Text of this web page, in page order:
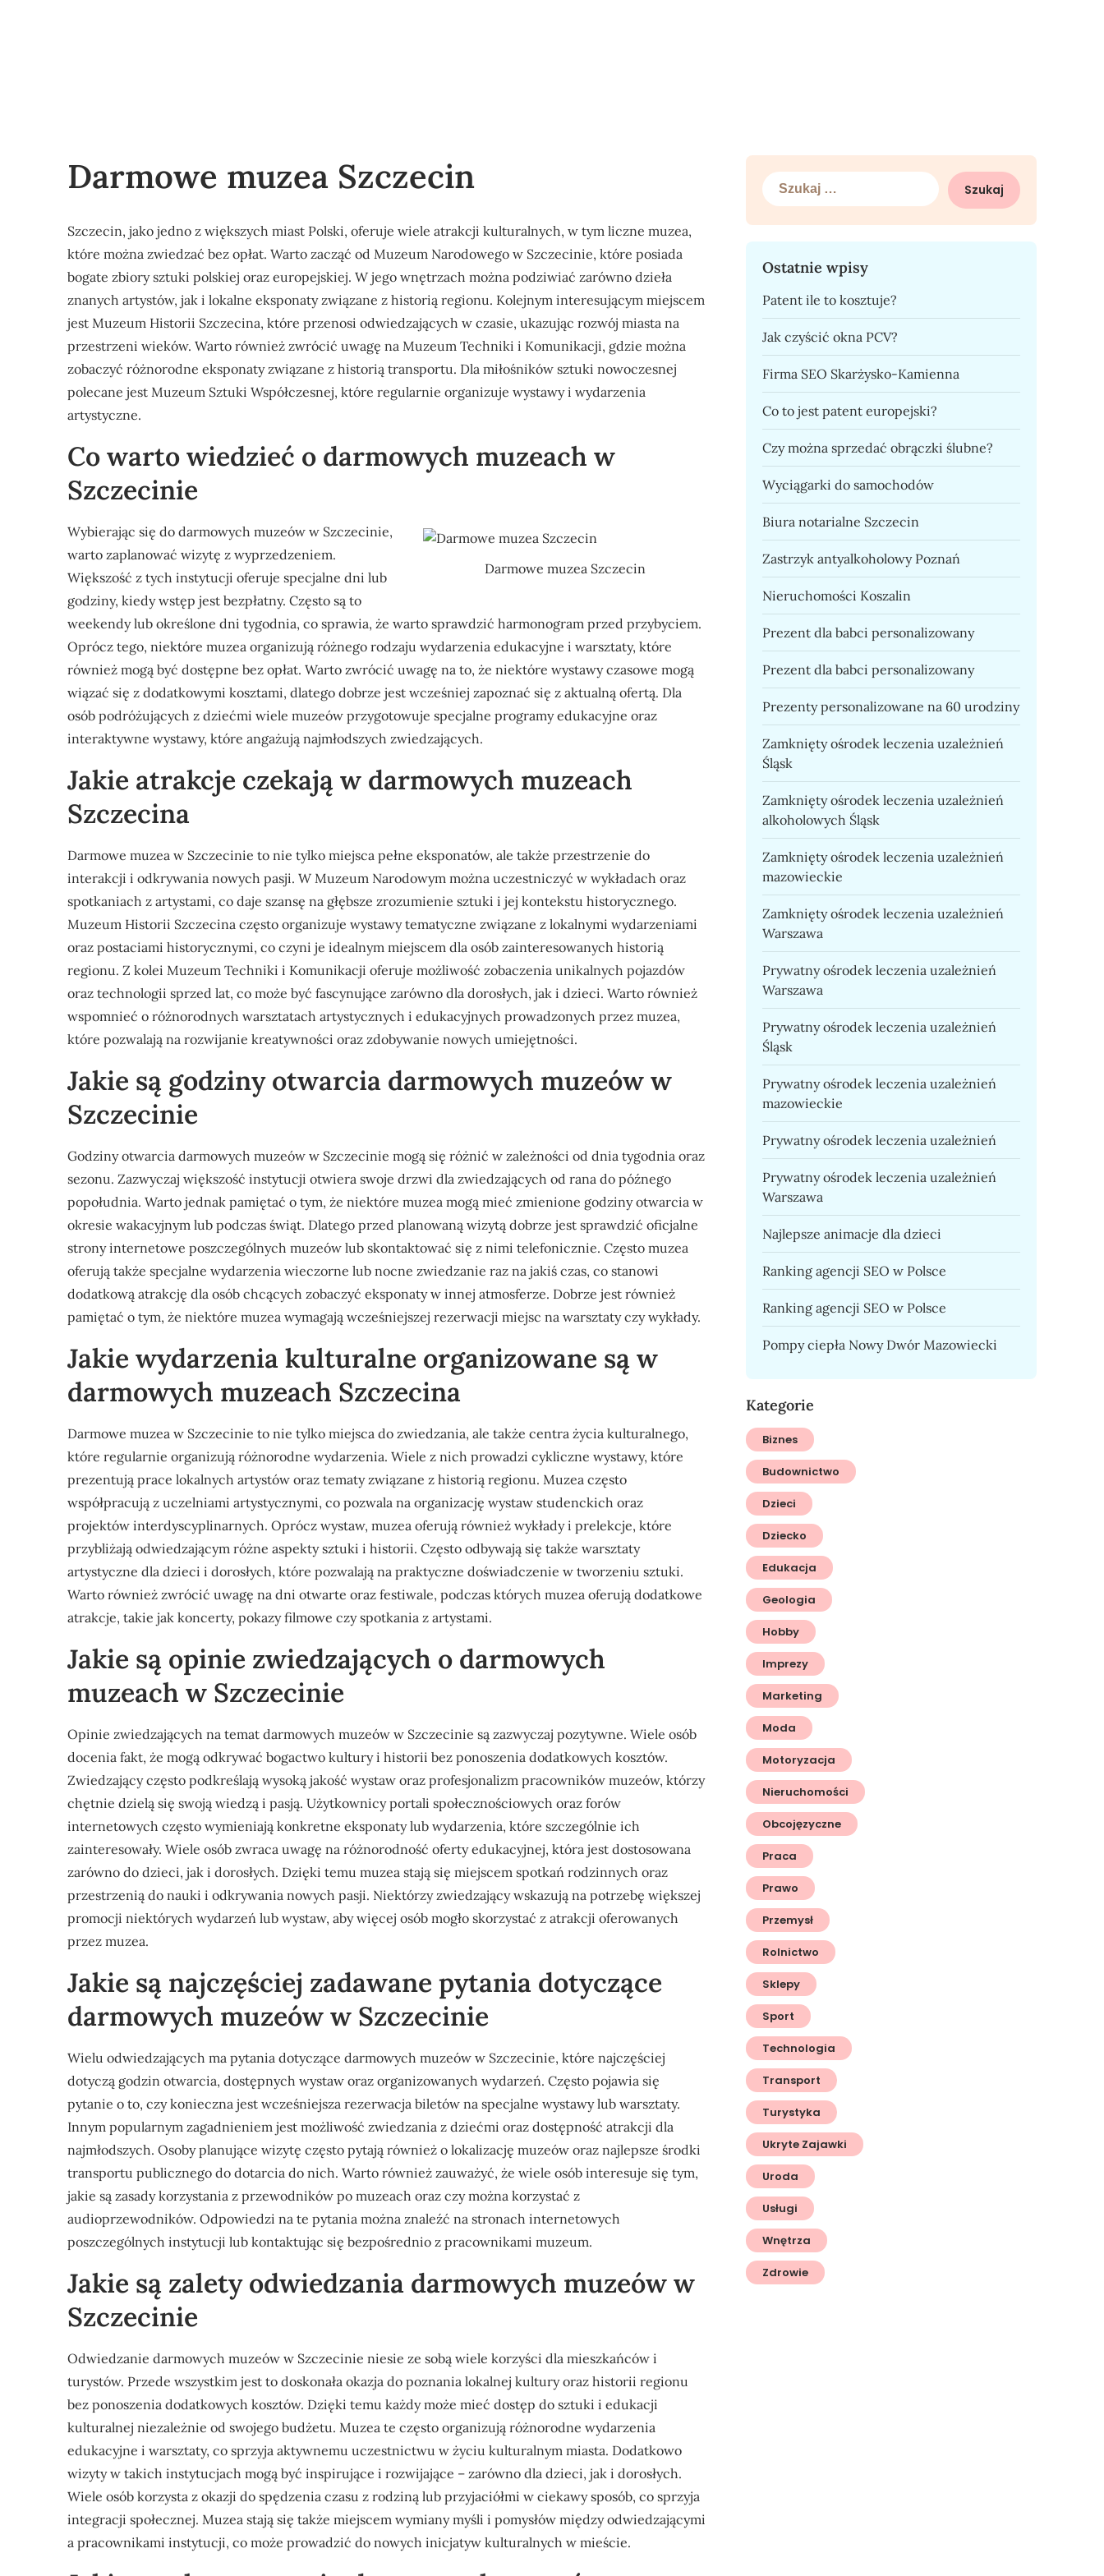
Darmowe muzea Szczecin
Szczecin, jako jedno z większych miast Polski, oferuje wiele atrakcji kulturalnych, w tym liczne muzea,
które można zwiedzać bez opłat. Warto zacząć od Muzeum Narodowego w Szczecinie, które posiada
bogate zbiory sztuki polskiej oraz europejskiej. W jego wnętrzach można podziwiać zarówno dzieła
znanych artystów, jak i lokalne eksponaty związane z historią regionu. Kolejnym interesującym miejscem
jest Muzeum Historii Szczecina, które przenosi odwiedzających w czasie, ukazując rozwój miasta na
przestrzeni wieków. Warto również zwrócić uwagę na Muzeum Techniki i Komunikacji, gdzie można
zobaczyć różnorodne eksponaty związane z historią transportu. Dla miłośników sztuki nowoczesnej
polecane jest Muzeum Sztuki Współczesnej, które regularnie organizuje wystawy i wydarzenia
artystyczne.
Co warto wiedzieć o darmowych muzeach w
Szczecinie
Darmowe muzea Szczecin
Wybierając się do darmowych muzeów w Szczecinie,
warto zaplanować wizytę z wyprzedzeniem.
Większość z tych instytucji oferuje specjalne dni lub
godziny, kiedy wstęp jest bezpłatny. Często są to
weekendy lub określone dni tygodnia, co sprawia, że warto sprawdzić harmonogram przed przybyciem.
Oprócz tego, niektóre muzea organizują różnego rodzaju wydarzenia edukacyjne i warsztaty, które
również mogą być dostępne bez opłat. Warto zwrócić uwagę na to, że niektóre wystawy czasowe mogą
wiązać się z dodatkowymi kosztami, dlatego dobrze jest wcześniej zapoznać się z aktualną ofertą. Dla
osób podróżujących z dziećmi wiele muzeów przygotowuje specjalne programy edukacyjne oraz
interaktywne wystawy, które angażują najmłodszych zwiedzających.
Jakie atrakcje czekają w darmowych muzeach
Szczecina
Darmowe muzea w Szczecinie to nie tylko miejsca pełne eksponatów, ale także przestrzenie do
interakcji i odkrywania nowych pasji. W Muzeum Narodowym można uczestniczyć w wykładach oraz
spotkaniach z artystami, co daje szansę na głębsze zrozumienie sztuki i jej kontekstu historycznego.
Muzeum Historii Szczecina często organizuje wystawy tematyczne związane z lokalnymi wydarzeniami
oraz postaciami historycznymi, co czyni je idealnym miejscem dla osób zainteresowanych historią
regionu. Z kolei Muzeum Techniki i Komunikacji oferuje możliwość zobaczenia unikalnych pojazdów
oraz technologii sprzed lat, co może być fascynujące zarówno dla dorosłych, jak i dzieci. Warto również
wspomnieć o różnorodnych warsztatach artystycznych i edukacyjnych prowadzonych przez muzea,
które pozwalają na rozwijanie kreatywności oraz zdobywanie nowych umiejętności.
Jakie są godziny otwarcia darmowych muzeów w
Szczecinie
Godziny otwarcia darmowych muzeów w Szczecinie mogą się różnić w zależności od dnia tygodnia oraz
sezonu. Zazwyczaj większość instytucji otwiera swoje drzwi dla zwiedzających od rana do późnego
popołudnia. Warto jednak pamiętać o tym, że niektóre muzea mogą mieć zmienione godziny otwarcia w
okresie wakacyjnym lub podczas świąt. Dlatego przed planowaną wizytą dobrze jest sprawdzić oficjalne
strony internetowe poszczególnych muzeów lub skontaktować się z nimi telefonicznie. Często muzea
oferują także specjalne wydarzenia wieczorne lub nocne zwiedzanie raz na jakiś czas, co stanowi
dodatkową atrakcję dla osób chcących zobaczyć eksponaty w innej atmosferze. Dobrze jest również
pamiętać o tym, że niektóre muzea wymagają wcześniejszej rezerwacji miejsc na warsztaty czy wykłady.
Jakie wydarzenia kulturalne organizowane są w
darmowych muzeach Szczecina
Darmowe muzea w Szczecinie to nie tylko miejsca do zwiedzania, ale także centra życia kulturalnego,
które regularnie organizują różnorodne wydarzenia. Wiele z nich prowadzi cykliczne wystawy, które
prezentują prace lokalnych artystów oraz tematy związane z historią regionu. Muzea często
współpracują z uczelniami artystycznymi, co pozwala na organizację wystaw studenckich oraz
projektów interdyscyplinarnych. Oprócz wystaw, muzea oferują również wykłady i prelekcje, które
przybliżają odwiedzającym różne aspekty sztuki i historii. Często odbywają się także warsztaty
artystyczne dla dzieci i dorosłych, które pozwalają na praktyczne doświadczenie w tworzeniu sztuki.
Warto również zwrócić uwagę na dni otwarte oraz festiwale, podczas których muzea oferują dodatkowe
atrakcje, takie jak koncerty, pokazy filmowe czy spotkania z artystami.
Jakie są opinie zwiedzających o darmowych
muzeach w Szczecinie
Opinie zwiedzających na temat darmowych muzeów w Szczecinie są zazwyczaj pozytywne. Wiele osób
docenia fakt, że mogą odkrywać bogactwo kultury i historii bez ponoszenia dodatkowych kosztów.
Zwiedzający często podkreślają wysoką jakość wystaw oraz profesjonalizm pracowników muzeów, którzy
chętnie dzielą się swoją wiedzą i pasją. Użytkownicy portali społecznościowych oraz forów
internetowych często wymieniają konkretne eksponaty lub wydarzenia, które szczególnie ich
zainteresowały. Wiele osób zwraca uwagę na różnorodność oferty edukacyjnej, która jest dostosowana
zarówno do dzieci, jak i dorosłych. Dzięki temu muzea stają się miejscem spotkań rodzinnych oraz
przestrzenią do nauki i odkrywania nowych pasji. Niektórzy zwiedzający wskazują na potrzebę większej
promocji niektórych wydarzeń lub wystaw, aby więcej osób mogło skorzystać z atrakcji oferowanych
przez muzea.
Jakie są najczęściej zadawane pytania dotyczące
darmowych muzeów w Szczecinie
Wielu odwiedzających ma pytania dotyczące darmowych muzeów w Szczecinie, które najczęściej
dotyczą godzin otwarcia, dostępnych wystaw oraz organizowanych wydarzeń. Często pojawia się
pytanie o to, czy konieczna jest wcześniejsza rezerwacja biletów na specjalne wystawy lub warsztaty.
Innym popularnym zagadnieniem jest możliwość zwiedzania z dziećmi oraz dostępność atrakcji dla
najmłodszych. Osoby planujące wizytę często pytają również o lokalizację muzeów oraz najlepsze środki
transportu publicznego do dotarcia do nich. Warto również zauważyć, że wiele osób interesuje się tym,
jakie są zasady korzystania z przewodników po muzeach oraz czy można korzystać z
audioprzewodników. Odpowiedzi na te pytania można znaleźć na stronach internetowych
poszczególnych instytucji lub kontaktując się bezpośrednio z pracownikami muzeum.
Jakie są zalety odwiedzania darmowych muzeów w
Szczecinie
Odwiedzanie darmowych muzeów w Szczecinie niesie ze sobą wiele korzyści dla mieszkańców i
turystów. Przede wszystkim jest to doskonała okazja do poznania lokalnej kultury oraz historii regionu
bez ponoszenia dodatkowych kosztów. Dzięki temu każdy może mieć dostęp do sztuki i edukacji
kulturalnej niezależnie od swojego budżetu. Muzea te często organizują różnorodne wydarzenia
edukacyjne i warsztaty, co sprzyja aktywnemu uczestnictwu w życiu kulturalnym miasta. Dodatkowo
wizyty w takich instytucjach mogą być inspirujące i rozwijające – zarówno dla dzieci, jak i dorosłych.
Wiele osób korzysta z okazji do spędzenia czasu z rodziną lub przyjaciółmi w ciekawy sposób, co sprzyja
integracji społecznej. Muzea stają się także miejscem wymiany myśli i pomysłów między odwiedzającymi
a pracownikami instytucji, co może prowadzić do nowych inicjatyw kulturalnych w mieście.
Szukaj:
Ostatnie wpisy
Patent ile to kosztuje?
Jak czyścić okna PCV?
Firma SEO Skarżysko-Kamienna
Co to jest patent europejski?
Czy można sprzedać obrączki ślubne?
Wyciągarki do samochodów
Biura notarialne Szczecin
Zastrzyk antyalkoholowy Poznań
Nieruchomości Koszalin
Prezent dla babci personalizowany
Prezent dla babci personalizowany
Prezenty personalizowane na 60 urodziny
Zamknięty ośrodek leczenia uzależnień
Śląsk
Zamknięty ośrodek leczenia uzależnień
alkoholowych Śląsk
Zamknięty ośrodek leczenia uzależnień
mazowieckie
Zamknięty ośrodek leczenia uzależnień
Warszawa
Prywatny ośrodek leczenia uzależnień
Warszawa
Prywatny ośrodek leczenia uzależnień
Śląsk
Prywatny ośrodek leczenia uzależnień
mazowieckie
Prywatny ośrodek leczenia uzależnień
Prywatny ośrodek leczenia uzależnień
Warszawa
Najlepsze animacje dla dzieci
Ranking agencji SEO w Polsce
Ranking agencji SEO w Polsce
Pompy ciepła Nowy Dwór Mazowiecki
Kategorie
Biznes
Budownictwo
Dzieci
Dziecko
Edukacja
Geologia
Hobby
Imprezy
Marketing
Moda
Motoryzacja
Nieruchomości
Obcojęzyczne
Praca
Prawo
Przemysł
Rolnictwo
Sklepy
Sport
Technologia
Transport
Turystyka
Ukryte Zajawki
Uroda
Usługi
Wnętrza
Zdrowie